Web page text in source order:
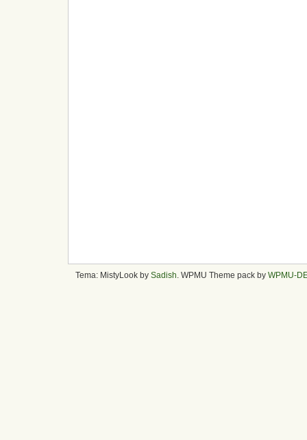
Tema: MistyLook by Sadish . WPMU Theme pack by WPMU-